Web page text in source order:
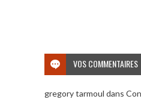
VOS COMMENTAIRES
gregory tarmoul dans